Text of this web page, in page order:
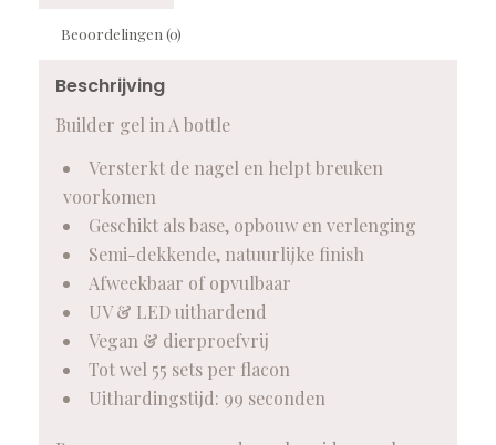
Beoordelingen (0)
Beschrijving
Builder gel in A bottle
Versterkt de nagel en helpt breuken
voorkomen
Geschikt als base, opbouw en verlenging
Semi-dekkende, natuurlijke finish
Afweekbaar of opvulbaar
UV & LED uithardend
Vegan & dierproefvrij
Tot wel 55 sets per flacon
Uithardingstijd: 99 seconden